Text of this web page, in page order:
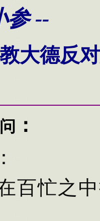
参 --
大德反
：
百忙之